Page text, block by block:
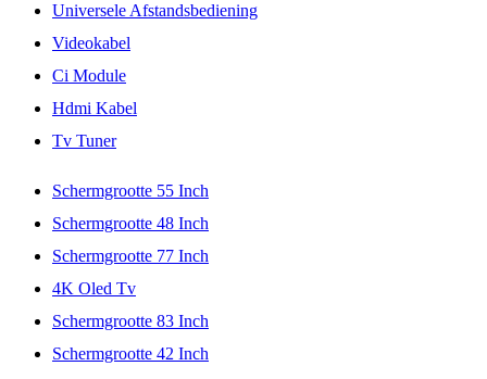
Universele Afstandsbediening
Videokabel
Ci Module
Hdmi Kabel
Tv Tuner
Schermgrootte 55 Inch
Schermgrootte 48 Inch
Schermgrootte 77 Inch
4K Oled Tv
Schermgrootte 83 Inch
Schermgrootte 42 Inch